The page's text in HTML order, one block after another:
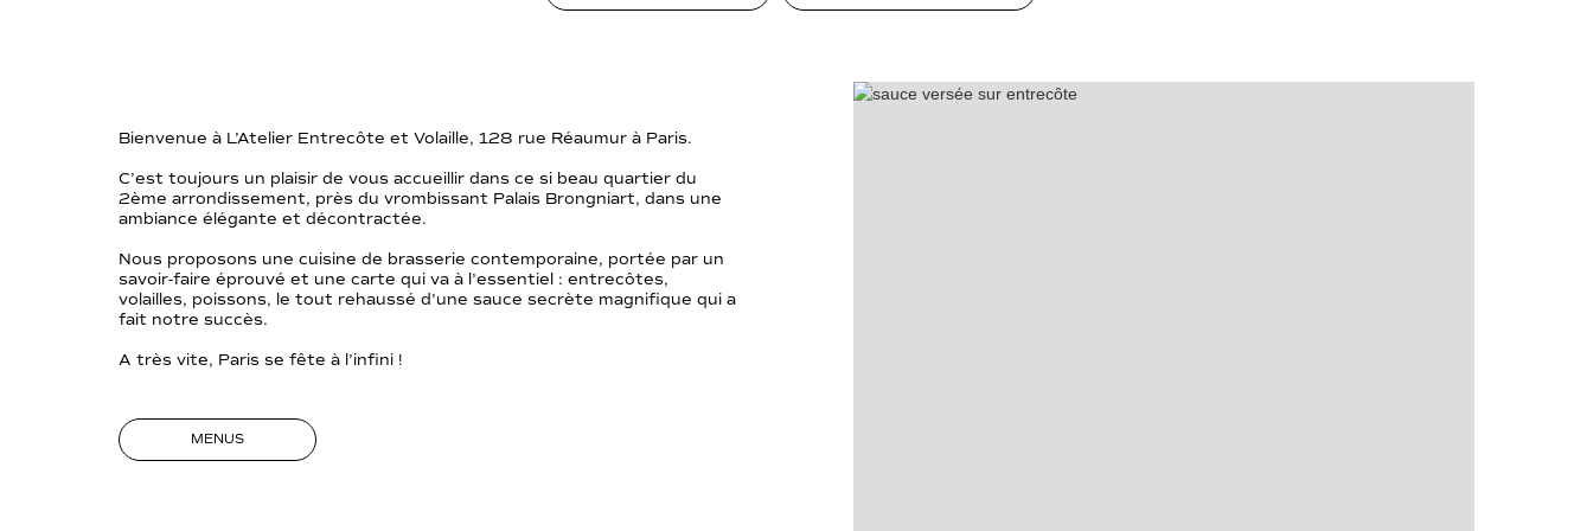
Bienvenue à L’Atelier Entrecôte et Volaille, 128 rue Réaumur à Paris.
C’est toujours un plaisir de vous accueillir dans ce si beau quartier du
2ème arrondissement, près du vrombissant Palais Brongniart, dans une
ambiance élégante et décontractée.
Nous proposons une cuisine de brasserie contemporaine, portée par un
savoir-faire éprouvé et une carte qui va à l’essentiel : entrecôtes,
volailles, poissons, le tout rehaussé d’une sauce secrète magnifique qui a
fait notre succès.
A très vite, Paris se fête à l’infini !
MENUS